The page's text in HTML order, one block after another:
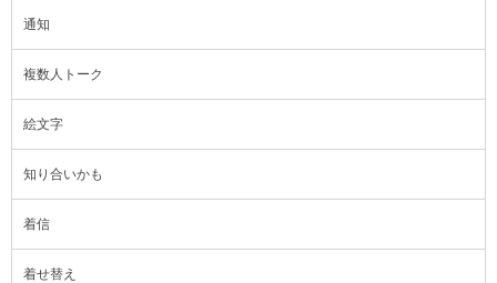
通知
複数人トーク
絵文字
知り合いかも
着信
着せ替え